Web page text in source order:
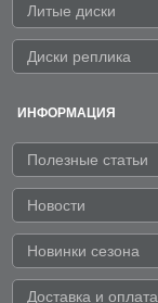
Литые диски
Диски реплика
ИНФОРМАЦИЯ
Полезные статьи
Новости
Новинки сезона
Доставка и оплата